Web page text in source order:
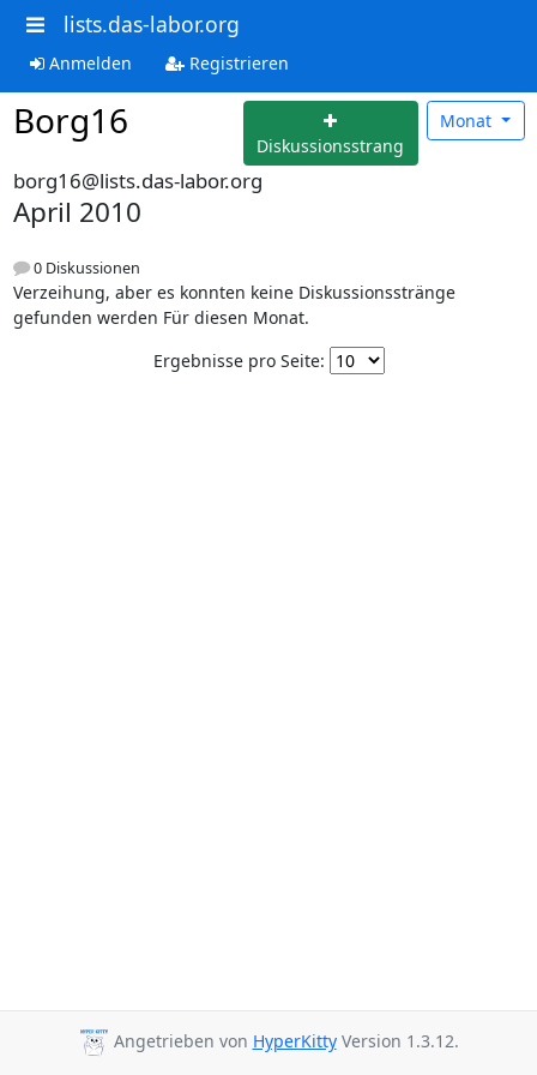
lists.das-labor.org
Anmelden Registrieren
Borg16
Diskussionsstrang
Monat
borg16@lists.das-labor.org
April 2010
0 Diskussionen
Verzeihung, aber es konnten keine Diskussionsstränge
gefunden werden Für diesen Monat.
Ergebnisse pro Seite:
Angetrieben von HyperKittyVersion 1.3.12.